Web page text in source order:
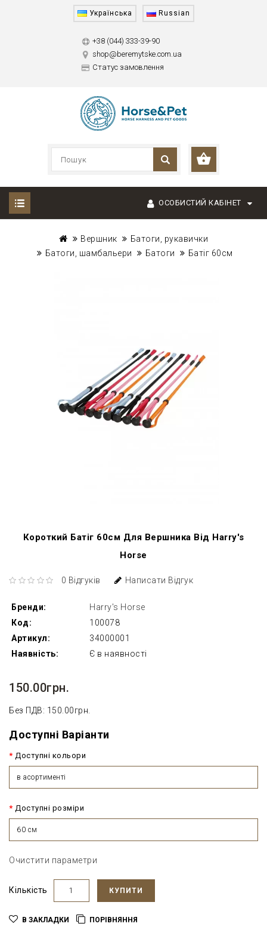
Українська Russian
+38 (044) 333-39-90
shop@beremytske.com.ua
Статус замовлення
ОСОБИСТИЙ КАБІНЕТ
Вершник
Батоги, рукавички
Батоги, шамбальери
Батоги Батіг 60см
Короткий Батіг 60см Для Вершника Від Harry's
Horse
0 Відгуків Написати Відгук
Бренди:
Harry's Horse
Код:
100078
Артикул:
34000001
Наявність:
Є в наявності
150.00грн.
Без ПДВ: 150.00грн.
Доступні Варіанти
Доступні кольори
в асортименті
Доступні розміри
60 см
Очистити параметри
Кількість КУПИТИ
В ЗАКЛАДКИ ПОРІВНЯННЯ